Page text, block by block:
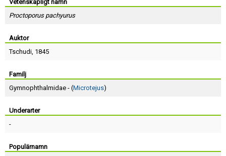
Vetenskapligt namn
Proctoporus pachyurus
Auktor
Tschudi, 1845
Familj
Gymnophthalmidae - (Microtejus)
Underarter
-
Populärnamn
Lösenord:
Terms of Service
Skapa konto